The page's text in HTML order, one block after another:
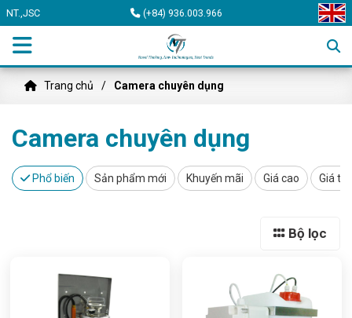
NT.,JSC (+84) 936.003.966
Trang chủ Camera chuyên dụng
Camera chuyên dụng
Phổ biến Sản phẩm mới Khuyến mãi Giá cao Giá
Bộ lọc